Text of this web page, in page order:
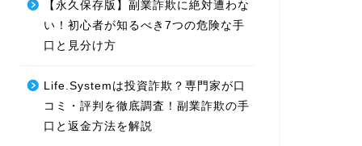
【永久保存版】副業詐欺に絶対遭わな
い！初心者が知るべき7つの危険な手
口と見分け方
Life.Systemは投資詐欺？専門家が口
コミ・評判を徹底調査！副業詐欺の手
口と返金方法を解説